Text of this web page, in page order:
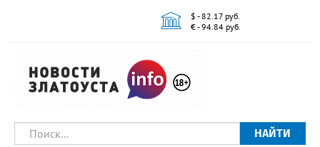
$ - 82.17 руб.
€ - 94.84 руб.
НАЙТИ